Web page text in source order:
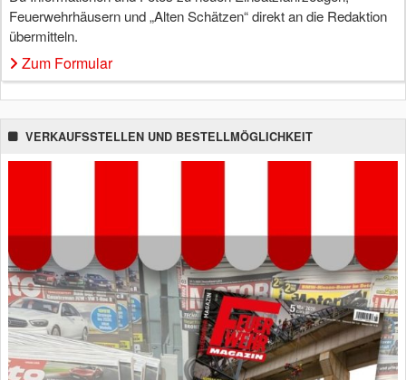
Feuerwehrhäusern und „Alten Schätzen“ direkt an die Redaktion
übermitteln.
Zum Formular
VERKAUFSSTELLEN UND BESTELLMÖGLICHKEIT